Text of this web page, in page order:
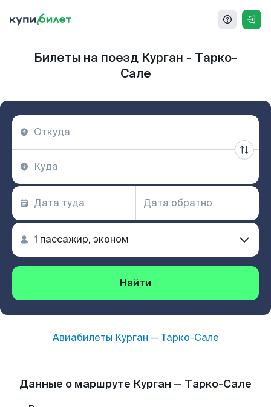
Билеты на поезд Курган - Тарко-
Сале
Найти
Авиабилеты Курган — Тарко-Сале
Данные о маршруте Курган — Тарко-Сале